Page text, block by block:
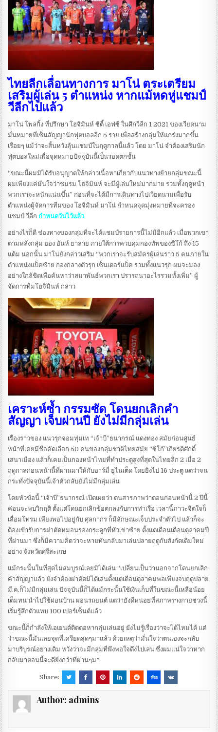
ไทยลีกเลื่อนทางการ มาโน่ ตระเตรียม
เสริมผู้เล่น 5 ตำแหน่ง หากแม้หดหู่แชมป์
วีลีกไปแล้ว
มาโน่ โพลกิ้ง ที่ปรึกษา โฮจิมินห์ ซิตี้ เอฟซี ในศึกวีลีก 1 2021 ของเวียดนาม
มั่นหมายที่เซ็นสัญญานักฟุตบอลอีก 5 ราย เพื่อสร้างกลุ่มให้แกร่งมากขึ้น
เรื่อยๆ แม้ว่าจะสิ้นหวังลุ้นแชมป์ในฤดูกาลนี้แล้ว โดย มาโน่ จำต้องเสริมนัก
ฟุตบอลใหม่เพื่อจุดหมายปัจจุบันนี้เป็นรอดตกชั้น
“ขณะนี้ผมมิได้รับอนุญาตให้กล่าวเนื้อหาเกี่ยวกับแนวทางย้ายกลุ่มขณะนี้
ผมเพียงแค่มั่นใจว่าชมรม โฮจิมินห์ จะมีผู้เล่นใหม่มากมาย รวมทั้งฤดูหน้า
พวกเราจะหนักแน่นขึ้น” ก่อนที่จะได้มีการเดินทางไปเวียดนามเพื่อรับ
ตำแหน่งผู้จัดการทีมของ โฮจิมินห์ มาโน่ กำหนดจุดมุ่งหมายที่จะครอง
แชมป์ วีลีกกำหนดวันไว้แล้ว
อย่างไรก็ดี ช่องทางของกลุ่มที่จะได้แชมป์รายการนี้ไม่มีอีกแล้ว เมื่อพวกเขา
ตามหลังกลุ่ม ฮอง อันห์ ยาลาย ภายใต้การควบคุมกองทัพของซิโก้ ถึง 15
แต้ม นอกนั้น มาโน่ยังกล่าวเสริม “พวกเราจะรับสมัครผู้เล่นราว 5 คนภายใน
ตำแหน่งแบ็คซ้าย กองกลางตัวรุก เซ็นเตอร์แบ็ค รวมทั้งแนวรุก ผมจะมอง
อย่างใกล้ชิดเพื่อค้นหาว่าสมาพันธ์พวกเรา ปรารถนาอะไรรวมทั้งเพิ่ม” ผู้
จัดการทีมโฮจิมินห์ กล่าว
เคราะห์ซ้ำ กรรมซัด โดนยกเลิกคำ
สัญญา เจ็บผ่านปี ยังไม่มีกลุ่มเล่น
เรื่องราวของ แนวรุกจอมทุ่มเท “เจ้าบี”ธนากรณ์ แดงทอง สมัยก่อนศูนย์
หน้าที่เคยมีชื่อคัดเลือก 50 คนของกลุ่มชาติไทยสมัย “ซิโก้”เกียรติศักดิ์
เสนาเมือง แล้วก็เคยเป็นกองหน้าไทยที่ทำประตูสูงที่สุดในไทยลีก 2 เมื่อ 2
ฤดูกาลก่อนหน้านี้ที่ผ่านมาให้กับอาร์มี่ ยูไนเต็ด โดยยิงไป 16 ประตู แต่ว่าจน
กระทั่งปัจจุบันนี้เจ้าตัวกลับยังไม่มีกลุ่มเล่น
โดยหัวข้อนี้ “เจ้าบี”ธนากรณ์ เปิดเผยว่า ตนสารภาพว่าตอนก่อนหน้านี้ 2 ปีนี้
ค่อนจะพบวิกฤติ ตั้งแต่โดนยกเลิกข้อตกลงกับการท่าเรือ เวลานี้ภาวะจิตใจก็
เสื่อมโทรม เพียงพอไปอยู่กับ ศุลกากร ก็มีลักษณะเจ็บประจำตัวไป แล้วก็จะ
ต้องเข้ารับการผ่าตัดหมอนรองกระดูกที่หัวเข่าซ้าย ตั้งแต่เดือนเดือนตุลาคมปี
ที่ผ่านมา ซึ่งก็มีความคิดว่าจะหายทันกลับมาเล่นปลายฤดูกับสังกัดเดิมใหม่
อย่าง จังหวัดศรีสะเกษ
แม้กระนั้นในที่สุดไม่สมบูรณ์เลยมิได้เล่น “เปลี่ยนเป็นว่านอกจากโดนยกเลิก
คำสัญญาแล้ว ยังจำต้องผ่าตัดมิได้เล่นตั้งแต่เดือนตุลาคมพอเพียงจบฤดูปลาย
มี.ค.ก็ไม่มีกลุ่มเล่น ปัจจุบันนี้ก็ได้แม้กระนั้นใช้เงินเก็บที่ในขณะนี้เหลือน้อย
เต็มทน นำไปใช้ผ่อนบ้าน ผ่อนรถยนต์ แต่ว่ายังดีหน่อยที่สภาพร่างกายช่วงนี้
เริ่มรู้สึกตัวแทบ 100 เปอร์เซ็นต์แล้ว
ขณะนี้ก็กำลังให้เอเย่นต์ติดต่อหากลุ่มเล่นอยู่ ยังไม่รู้เรื่องว่าจะได้ไหมได้ แต่
ว่าขณะนี้มันเลยจุดที่เครียดสุดๆมาแล้ว ด้วยเหตุว่ามั่นใจว่าตนเองจะกลับ
มาบริบูรณ์อย่างเดิม หวังว่าจะมีกลุ่มที่พึงพอใจดึงไปเล่น ซึ่งผมแน่ใจว่าหาก
กลับมาตอนนี้จะดียิ่งกว่าที่ผ่านๆมา
Share:
Author: admins